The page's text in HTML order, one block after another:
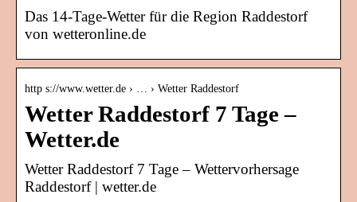
Das 14-Tage-Wetter für die Region Raddestorf
von wetteronline.de
http s://www.wetter.de › … › Wetter Raddestorf
Wetter Raddestorf 7 Tage –
Wetter.de
Wetter Raddestorf 7 Tage – Wettervorhersage
Raddestorf | wetter.de